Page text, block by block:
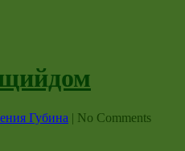
Губина | No Comments